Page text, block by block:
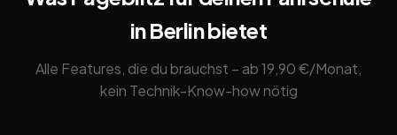
in Berlin bietet
Alle Features, die du brauchst – ab 19,90 €/Monat,
kein Technik-Know-how nötig